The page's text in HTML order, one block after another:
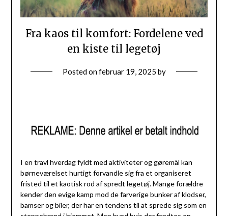
Fra kaos til komfort: Fordelene ved
en kiste til legetøj
Posted onfebruar 19, 2025 by
I en travl hverdag fyldt med aktiviteter og gøremål kan
børneværelset hurtigt forvandle sig fra et organiseret
fristed til et kaotisk rod af spredt legetøj. Mange forældre
kender den evige kamp mod de farverige bunker af klodser,
bamser og biler, der har en tendens til at sprede sig som en